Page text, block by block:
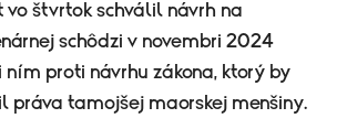
štvrtok schválil návrh na
schôdzi v novembri 2024
proti návrhu zákona, ktorý by
tamojšej maorskej menšiny.